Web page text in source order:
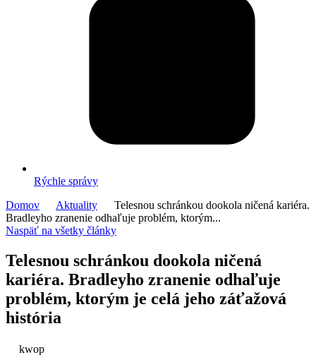
Rýchle správy
Domov
Aktuality
Telesnou schránkou dookola ničená kariéra.
Bradleyho zranenie odhaľuje problém, ktorým...
Naspäť na všetky články
Telesnou schránkou dookola ničená
kariéra. Bradleyho zranenie odhaľuje
problém, ktorým je celá jeho záťažová
história
kwop